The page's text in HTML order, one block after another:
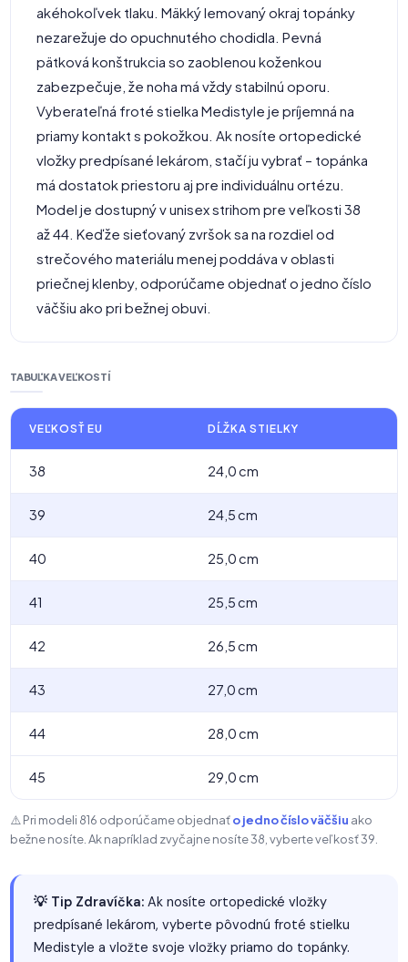
akéhokoľvek tlaku. Mäkký lemovaný okraj topánky
nezarežuje do opuchnutého chodidla. Pevná
pätková konštrukcia so zaoblenou koženkou
zabezpečuje, že noha má vždy stabilnú oporu.
Vyberateľná froté stielka Medistyle je príjemná na
priamy kontakt s pokožkou. Ak nosíte ortopedické
vložky predpísané lekárom, stačí ju vybrať – topánka
má dostatok priestoru aj pre individuálnu ortézu.
Model je dostupný v unisex strihom pre veľkosti 38
až 44. Keďže sieťovaný zvršok sa na rozdiel od
strečového materiálu menej poddáva v oblasti
priečnej klenby, odporúčame objednať o jedno číslo
väčšiu ako pri bežnej obuvi.
TABUĽKA VEĽKOSTÍ
VEĽKOSŤ EU DĹŽKA STIELKY
38 24,0 cm
39 24,5 cm
40 25,0 cm
41 25,5 cm
42 26,5 cm
43 27,0 cm
44 28,0 cm
45 29,0 cm
⚠️ Pri modeli 816 odporúčame objednaťo jedno číslo väčšiu ako
bežne nosíte. Ak napríklad zvyčajne nosíte 38, vyberte veľkosť 39.
💡 Tip Zdravíčka: Ak nosíte ortopedické vložky
predpísané lekárom, vyberte pôvodnú froté stielku
Medistyle a vložte svoje vložky priamo do topánky.